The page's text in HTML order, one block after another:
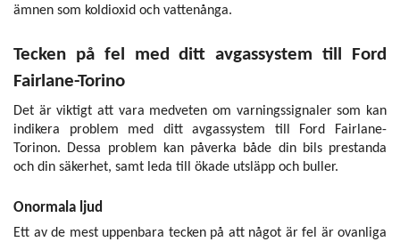
ämnen som koldioxid och vattenånga.
Tecken på fel med ditt avgassystem till Ford
Fairlane-Torino
Det är viktigt att vara medveten om varningssignaler som kan
indikera problem med ditt avgassystem till Ford Fairlane-
Torinon. Dessa problem kan påverka både din bils prestanda
och din säkerhet, samt leda till ökade utsläpp och buller.
Onormala ljud
Ett av de mest uppenbara tecken på att något är fel är ovanliga